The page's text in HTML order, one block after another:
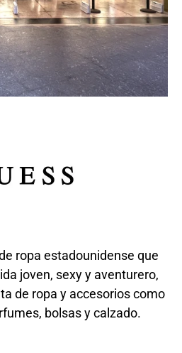
ropa estadounidense que
joven, sexy y aventurero,
de ropa y accesorios como
bolsas y calzado.